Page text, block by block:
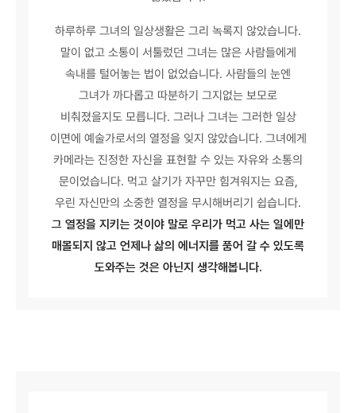
하루하루 그녀의 일상생활은 그리 녹록지 않았습니다.
말이 없고 소통이 서툴렀던 그녀는 많은 사람들에게
속내를 털어놓는 법이 없었습니다. 사람들의 눈엔
그녀가 까다롭고 따분하기 그지없는 보모로
비춰졌을지도 모릅니다. 그러나 그녀는 그러한 일상
이면에 예술가로서의 열정을 잊지 않았습니다. 그녀에게
카메라는 진정한 자신을 표현할 수 있는 자유와 소통의
문이었습니다. 먹고 살기가 자꾸만 힘겨워지는 요즘,
우린 자신만의 소중한 열정을 무시해버리기 쉽습니다.
그 열정을 지키는 것이야 말로 우리가 먹고 사는 일에만
매몰되지 않고 언제나 삶의 에너지를 품어 갈 수 있도록
도와주는 것은 아닌지 생각해봅니다.